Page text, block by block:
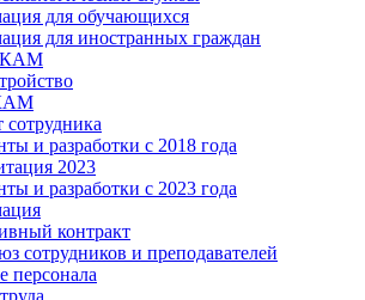
для обучающихся
для иностранных граждан
сотрудника
и разработки с 2018 года
2023
и разработки с 2023 года
контракт
сотрудников и преподавателей
персонала